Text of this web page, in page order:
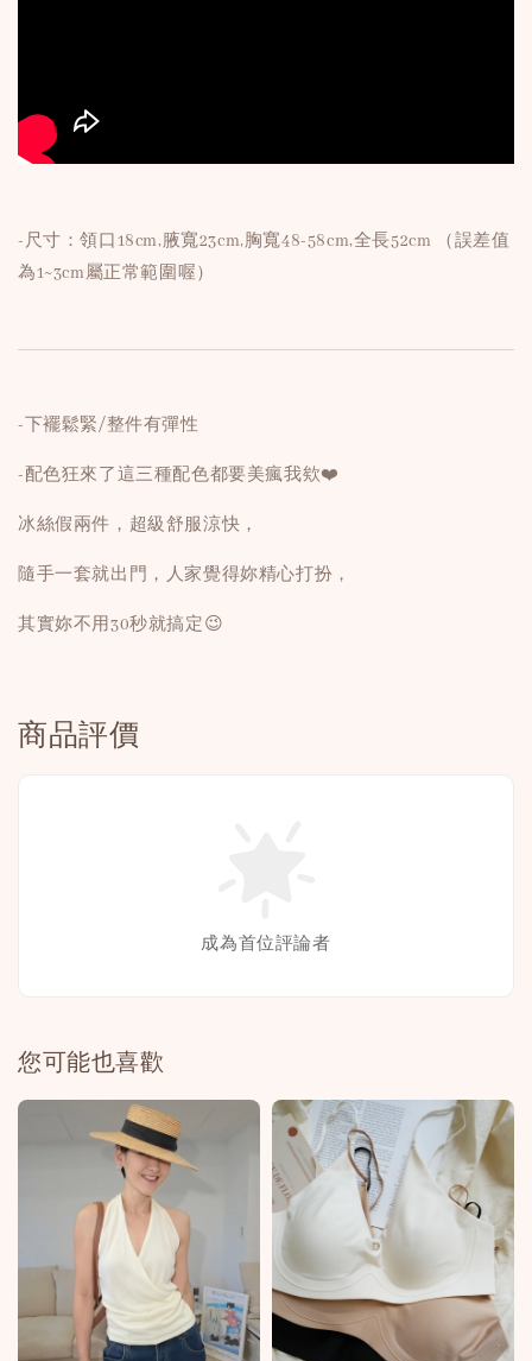
-尺寸：領口18cm,腋寬23cm,胸寬48-58cm,全長52cm （誤差值
為1~3cm屬正常範圍喔）
-下襬鬆緊/整件有彈性
-配色狂來了這三種配色都要美瘋我欸❤️
冰絲假兩件，超級舒服涼快，
隨手一套就出門，人家覺得妳精心打扮，
其實妳不用30秒就搞定😉
商品評價
成為首位評論者
您可能也喜歡